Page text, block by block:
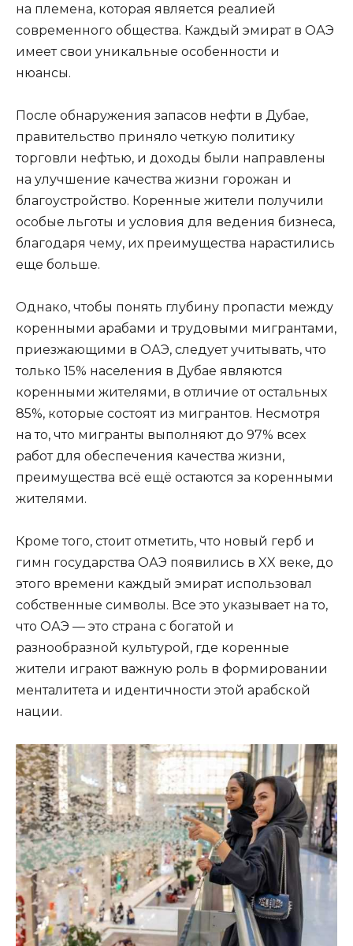
на племена, которая является реалией
современного общества. Каждый эмират в ОАЭ
имеет свои уникальные особенности и
нюансы.
После обнаружения запасов нефти в Дубае,
правительство приняло четкую политику
торговли нефтью, и доходы были направлены
на улучшение качества жизни горожан и
благоустройство. Коренные жители получили
особые льготы и условия для ведения бизнеса,
благодаря чему, их преимущества нарастились
еще больше.
Однако, чтобы понять глубину пропасти между
коренными арабами и трудовыми мигрантами,
приезжающими в ОАЭ, следует учитывать, что
только 15% населения в Дубае являются
коренными жителями, в отличие от остальных
85%, которые состоят из мигрантов. Несмотря
на то, что мигранты выполняют до 97% всех
работ для обеспечения качества жизни,
преимущества всё ещё остаются за коренными
жителями.
Кроме того, стоит отметить, что новый герб и
гимн государства ОАЭ появились в XX веке, до
этого времени каждый эмират использовал
собственные символы. Все это указывает на то,
что ОАЭ — это страна с богатой и
разнообразной культурой, где коренные
жители играют важную роль в формировании
менталитета и идентичности этой арабской
нации.